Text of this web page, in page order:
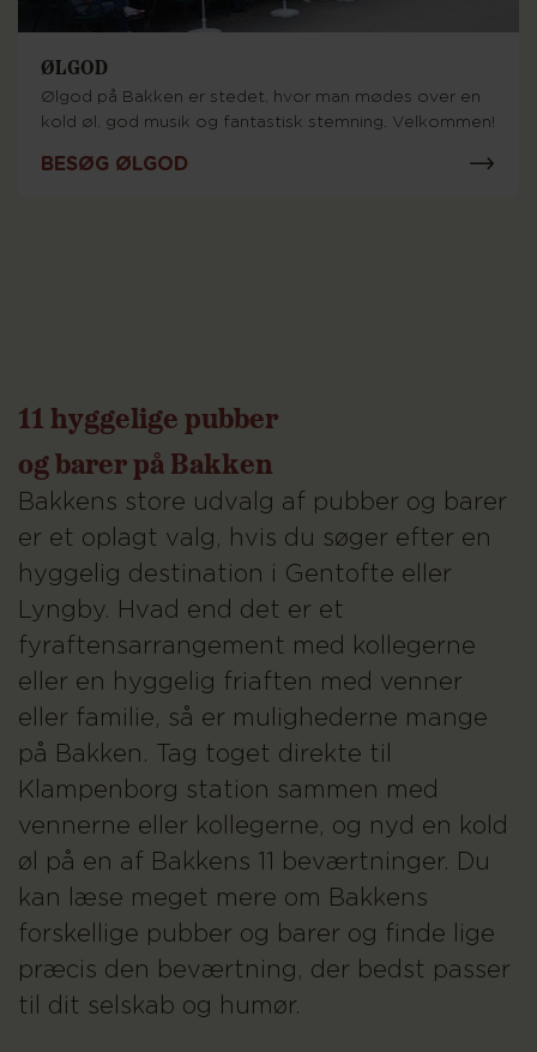
ØLGOD
Ølgod på Bakken er stedet, hvor man mødes over en
kold øl, god musik og fantastisk stemning. Velkommen!
BESØG ØLGOD
11 hyggelige pubber
og barer på Bakken
Bakkens store udvalg af pubber og barer
er et oplagt valg, hvis du søger efter en
hyggelig destination i Gentofte eller
Lyngby. Hvad end det er et
fyraftensarrangement med kollegerne
eller en hyggelig friaften med venner
eller familie, så er mulighederne mange
på Bakken. Tag toget direkte til
Klampenborg station sammen med
vennerne eller kollegerne, og nyd en kold
øl på en af Bakkens 11 beværtninger. Du
kan læse meget mere om Bakkens
forskellige pubber og barer og finde lige
præcis den beværtning, der bedst passer
til dit selskab og humør.